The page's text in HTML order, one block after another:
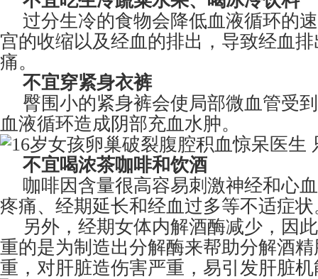
过分生冷的食物会降低血液循环的
宫的收缩以及经血的排出，导致经血
痛。
不宜穿紧身衣裤
臀围小的紧身裤会使局部微血管受
血液循环造成阴部充血水肿。
不宜喝浓茶咖啡和饮酒
咖啡因含量很高容易刺激神经和心
疼痛、经期延长和经血过多等不适症状
另外，经期女体内解酒酶减少，因
重的是为制造出分解酶来帮助分解酒
重，对肝脏造伤害严重，易引发肝脏